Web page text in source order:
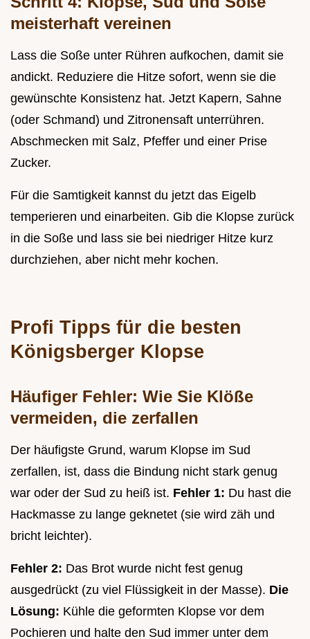
meisterhaft vereinen
Lass die Soße unter Rühren aufkochen, damit sie
andickt. Reduziere die Hitze sofort, wenn sie die
gewünschte Konsistenz hat. Jetzt Kapern, Sahne
(oder Schmand) und Zitronensaft unterrühren.
Abschmecken mit Salz, Pfeffer und einer Prise
Zucker.
Für die Samtigkeit kannst du jetzt das Eigelb
temperieren und einarbeiten. Gib die Klopse zurück
in die Soße und lass sie bei niedriger Hitze kurz
durchziehen, aber nicht mehr kochen.
Profi Tipps für die besten
Königsberger Klopse
Häufiger Fehler: Wie Sie Klöße
vermeiden, die zerfallen
Der häufigste Grund, warum Klopse im Sud
zerfallen, ist, dass die Bindung nicht stark genug
war oder der Sud zu heiß ist. Fehler 1: Du hast die
Hackmasse zu lange geknetet (sie wird zäh und
bricht leichter).
Fehler 2: Das Brot wurde nicht fest genug
ausgedrückt (zu viel Flüssigkeit in der Masse). Die
Lösung: Kühle die geformten Klopse vor dem
Pochieren und halte den Sud immer unter dem